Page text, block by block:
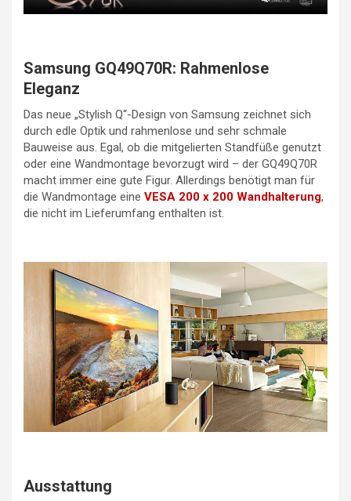
Samsung GQ49Q70R: Rahmenlose
Eleganz
Das neue „Stylish Q“-Design von Samsung zeichnet sich
durch edle Optik und rahmenlose und sehr schmale
Bauweise aus. Egal, ob die mitgelierten Standfüße genutzt
oder eine Wandmontage bevorzugt wird – der GQ49Q70R
macht immer eine gute Figur. Allerdings benötigt man für
die Wandmontage eine VESA 200 x 200 Wandhalterung,
die nicht im Lieferumfang enthalten ist.
Ausstattung